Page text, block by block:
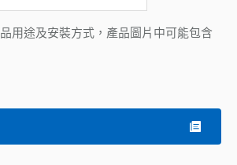
用途及安裝方式，產品圖片中可能包含